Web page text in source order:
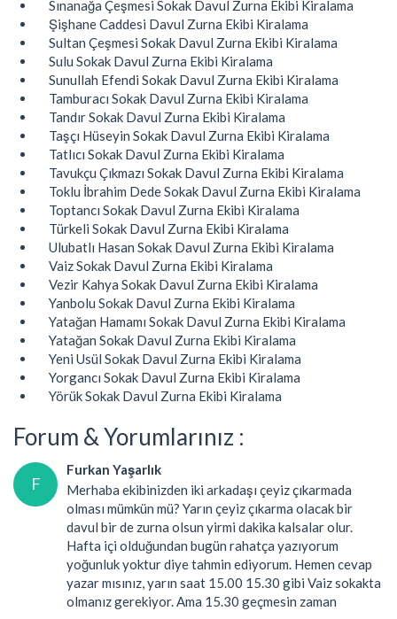
Sınanağa Çeşmesi Sokak Davul Zurna Ekibi Kiralama
Şişhane Caddesi Davul Zurna Ekibi Kiralama
Sultan Çeşmesi Sokak Davul Zurna Ekibi Kiralama
Sulu Sokak Davul Zurna Ekibi Kiralama
Sunullah Efendi Sokak Davul Zurna Ekibi Kiralama
Tamburacı Sokak Davul Zurna Ekibi Kiralama
Tandır Sokak Davul Zurna Ekibi Kiralama
Taşçı Hüseyin Sokak Davul Zurna Ekibi Kiralama
Tatlıcı Sokak Davul Zurna Ekibi Kiralama
Tavukçu Çıkmazı Sokak Davul Zurna Ekibi Kiralama
Toklu İbrahim Dede Sokak Davul Zurna Ekibi Kiralama
Toptancı Sokak Davul Zurna Ekibi Kiralama
Türkeli Sokak Davul Zurna Ekibi Kiralama
Ulubatlı Hasan Sokak Davul Zurna Ekibi Kiralama
Vaiz Sokak Davul Zurna Ekibi Kiralama
Vezir Kahya Sokak Davul Zurna Ekibi Kiralama
Yanbolu Sokak Davul Zurna Ekibi Kiralama
Yatağan Hamamı Sokak Davul Zurna Ekibi Kiralama
Yatağan Sokak Davul Zurna Ekibi Kiralama
Yeni Usül Sokak Davul Zurna Ekibi Kiralama
Yorgancı Sokak Davul Zurna Ekibi Kiralama
Yörük Sokak Davul Zurna Ekibi Kiralama
Forum & Yorumlarınız :
F
Furkan Yaşarlık
Merhaba ekibinizden iki arkadaşı çeyiz çıkarmada
olması mümkün mü? Yarın çeyiz çıkarma olacak bir
davul bir de zurna olsun yirmi dakika kalsalar olur.
Hafta içi olduğundan bugün rahatça yazıyorum
yoğunluk yoktur diye tahmin ediyorum. Hemen cevap
yazar mısınız, yarın saat 15.00 15.30 gibi Vaiz sokakta
olmanız gerekiyor. Ama 15.30 geçmesin zaman